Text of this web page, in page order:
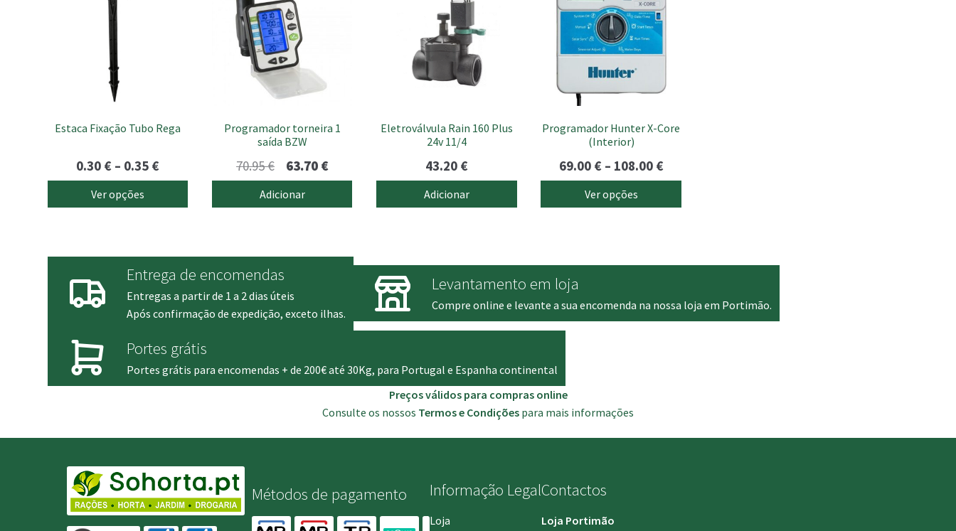
Estaca Fixação Tubo Rega
0.30 € – 0.35 €
range:
0.30 €
Ver opções
on
product
Programador torneira 1
saída BZW
70.95€
preço
original
63.70 €O
preço
atual
Adicionar
Eletroválvula Rain 160 Plus
24v 11/4
43.20 €
Adicionar
Programador Hunter X-Core
(Interior)
69.00 € – 108.00 €Price
range:
69.00 €
Ver opções
multiple
variants.
on
product
Entrega de encomendas
Entregas a partir de 1 a 2 dias úteis
Após confirmação de expedição, exceto ilhas.
Levantamento em loja
Compre online e levante a sua encomenda na nossa loja em Portimão.
Portes grátis
Portes grátis para encomendas + de 200€ até 30Kg, para Portugal e Espanha continental
Preços válidos para compras online
Consulte os nossos Termos e Condições para mais informações
Métodos de pagamento Informação Legal
Loja
Contactos
Loja Portimão